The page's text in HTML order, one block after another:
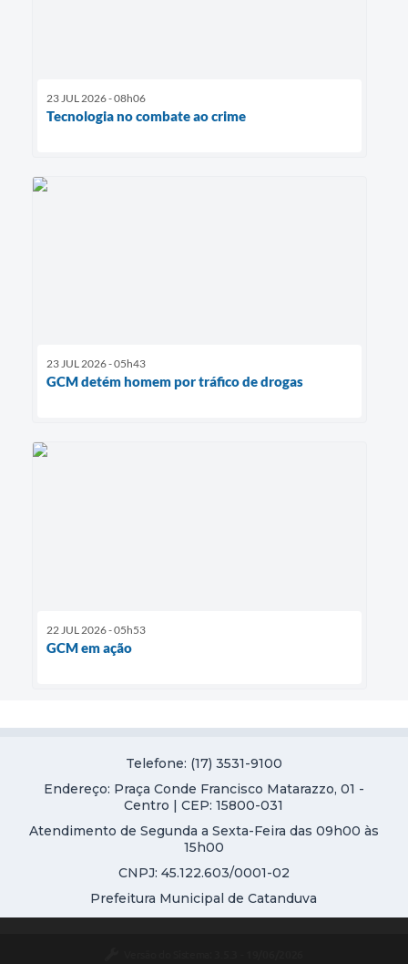
23 JUL 2026 - 08h06
Tecnologia no combate ao crime
23 JUL 2026 - 05h43
GCM detém homem por tráfico de drogas
22 JUL 2026 - 05h53
GCM em ação
Telefone: (17) 3531-9100
Endereço: Praça Conde Francisco Matarazzo, 01 -
Centro | CEP: 15800-031
Atendimento de Segunda a Sexta-Feira das 09h00 às
15h00
CNPJ: 45.122.603/0001-02
Prefeitura Municipal de Catanduva